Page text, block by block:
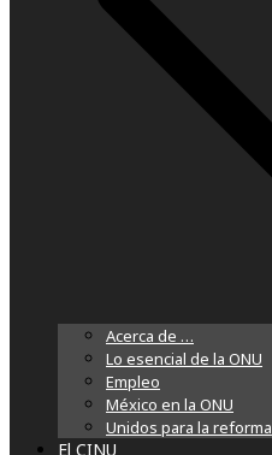
Acerca de …
Lo esencial de la ONU
Empleo
México en la ONU
Unidos para la reforma
El CINU